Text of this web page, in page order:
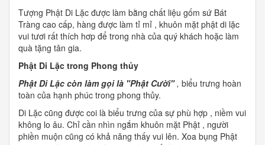
Tượng Phật Di Lặc được làm bằng chất liệu gốm sứ Bát
Tràng cao cấp, hàng được làm tỉ mỉ , khuôn mặt phật di lặc
vui tươi rất thích hơp để trong nhà của quý khách hoặc làm
quà tặng tân gia.
Phật Di Lặc trong Phong thủy
Phật Di Lặc còn làm gọi là "Phật Cười", biểu trưng hoàn
toàn của hạnh phúc trong phong thủy.
Di Lặc cũng được coi là biểu trưng của sự phù hợp , niềm vui
không lo âu. Chỉ cần nhìn ngắm khuôn mặt Phật , người
phiền muộn cũng có khả năng thấy vui lên. Xoa bụng Phật